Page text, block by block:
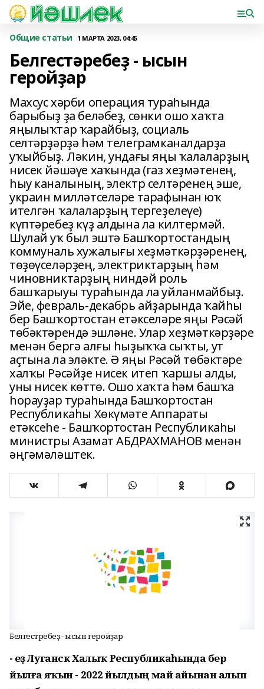
Общие статьи 1 МАРТА 2023, 04:45
Белгестәребеҙ - ысын
геройҙар
Махсус хәрби операция тураһында
барыбыҙ ҙа беләбеҙ, сөнки ошо хаҡта
яңылыҡтар ҡарайбыҙ, социаль
селтәрҙәрҙә һәм телеграмканалдарҙа
уҡыйбыҙ. Ләкин, ундағы яңы ҡалаларҙың
нисек йәшәүе хаҡында (газ хеҙмәтенең,
һыу каналының, электр селтәренең эше,
украин милләтселәре тарафынан юҡ
ителгән ҡалаларҙың тергеҙелеүе)
күптәребеҙ күҙ алдына ла килтермәй.
Шулай уҡ был эштә Башҡортостандың
коммуналь хужалығы хеҙмәткәрҙәренең,
төҙөүселәрҙең, электриктарҙың һәм
чиновниктарҙың ниндәй роль
башҡарыуы тураһында ла уйланмайбыҙ.
Эйе, февраль-декабрь айҙарында ҡайһы
бер Башҡортостан етәкселәре яңы Рәсәй
төбәктәрендә эшләне. Улар хеҙмәткәрҙәре
менән бергә алғы һыҙыҡҡа сыҡты, ут
аҫтына ла эләкте. Ә яңы Рәсәй төбәктәре
халҡы Рәсәйҙе нисек итеп ҡаршы алды,
уны нисек көттө. Ошо хаҡта һәм башҡа
һорауҙар тураһында Башҡортостан
Республикаһы Хөкүмәте Аппараты
етәксеһе - Башҡортостан Республикаһы
министры Азамат АБДРАХМАНОВ менән
әңгәмәләштек.
Белгестәребеҙ - ысын геройҙар
- Һеҙ Луганск Халыҡ Республикаһында бер
йылға яҡын - 2022 йылдың май айынан алып